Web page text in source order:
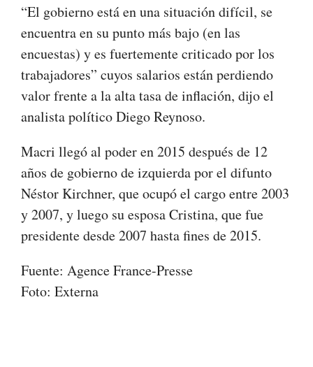
“El gobierno está en una situación difícil, se
encuentra en su punto más bajo (en las
encuestas) y es fuertemente criticado por los
trabajadores” cuyos salarios están perdiendo
valor frente a la alta tasa de inflación, dijo el
analista político Diego Reynoso.
Macri llegó al poder en 2015 después de 12
años de gobierno de izquierda por el difunto
Néstor Kirchner, que ocupó el cargo entre 2003
y 2007, y luego su esposa Cristina, que fue
presidente desde 2007 hasta fines de 2015.
Fuente: Agence France-Presse
Foto: Externa